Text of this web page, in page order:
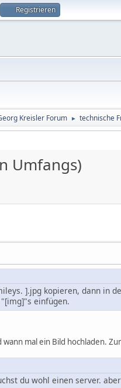
Registrieren
Kreisler Forum ► technische
Umfangs)
].jpg kopieren, dann in
einfügen.
mal ein Bild hochladen.
du wohl einen server.